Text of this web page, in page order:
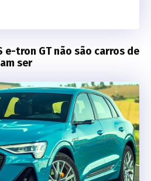
e-tron GT não são carros de
ser